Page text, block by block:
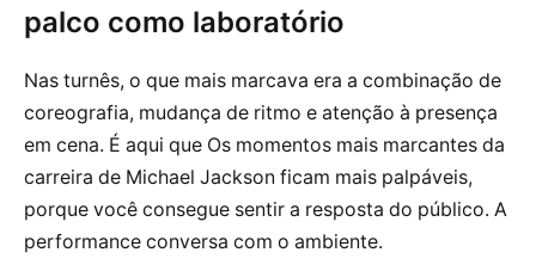
palco como laboratório
Nas turnês, o que mais marcava era a combinação de
coreografia, mudança de ritmo e atenção à presença
em cena. É aqui que Os momentos mais marcantes da
carreira de Michael Jackson ficam mais palpáveis,
porque você consegue sentir a resposta do público. A
performance conversa com o ambiente.